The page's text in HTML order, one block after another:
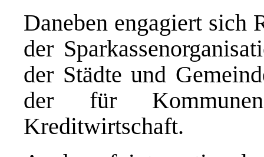
Daneben engagiert sich
der
der Städte und
der für
Kreditwirtschaft.